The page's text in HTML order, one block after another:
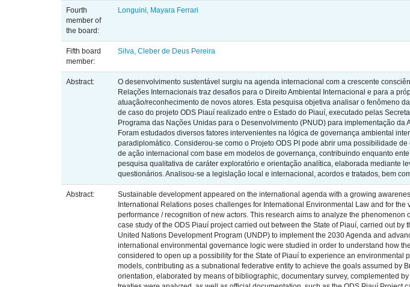
Fourth
member of
the board:
Longuini, Mayara Ferrari
Fifth board
member:
Silva, Cleber de Deus Pereira
Abstract:
O desenvolvimento sustentável surgiu na agenda internacional com a crescente
Relações Internacionais traz desafios para o Direito Ambiental Internacional e para a
atuação/reconhecimento de novos atores. Esta pesquisa objetiva analisar o fenômeno
de caso do projeto ODS Piauí realizado entre o Estado do Piauí, executado pelas
Programa das Nações Unidas para o Desenvolvimento (PNUD) para implementação
Foram estudados diversos fatores intervenientes na lógica de governança ambiental
paradiplomático. Considerou-se como o Projeto ODS PI pode abrir uma possibilidade
de ação internacional com base em modelos de governança, contribuindo enquanto
pesquisa qualitativa de caráter exploratório e orientação analítica, elaborada mediante
questionários. Analisou-se a legislação local e internacional, acordos e tratados, bem
Abstract:
Sustainable development appeared on the international agenda with a growing
International Relations poses challenges for International Environmental Law and for
performance / recognition of new actors. This research aims to analyze the
case study of the ODS Piauí project carried out between the State of Piauí, carried out
United Nations Development Program (UNDP) to implement the 2030 Agenda and
international environmental governance logic were studied in order to understand how
considered to open up a possibility for the State of Piauí to experience an
models, contributing as a subnational federative entity to achieve the goals assumed by
orientation, elaborated by means of bibliographic, documentary survey, complemented